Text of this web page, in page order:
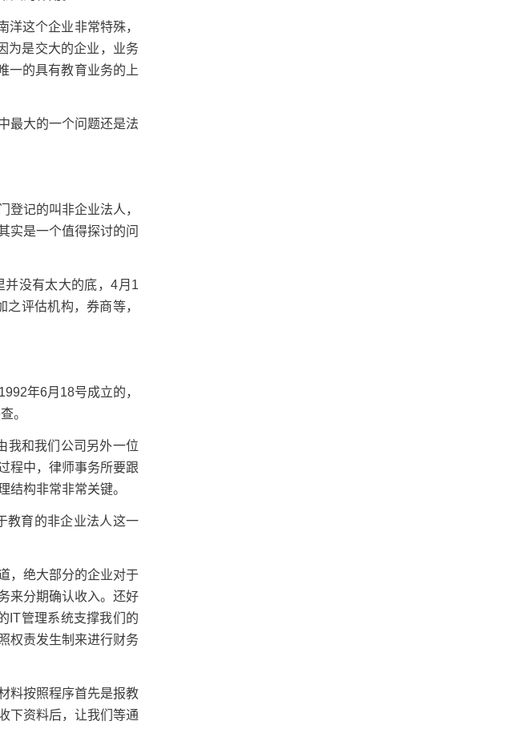
这个企业非常特殊，
为是交大的企业，业务
一的具有教育业务的上
最大的一个问题还是法
记的叫非企业法人，
实是一个值得探讨的问
没有太大的底，4月1
评估机构，券商等，
年6月18号成立的，
。
我和我们公司另外一位
程中，律师事务所要跟
结构非常非常关键。
教育的非企业法人这一
，绝大部分的企业对于
来分期确认收入。还好
IT管理系统支撑我们的
权责发生制来进行财务
料按照程序首先是报教
下资料后，让我们等通